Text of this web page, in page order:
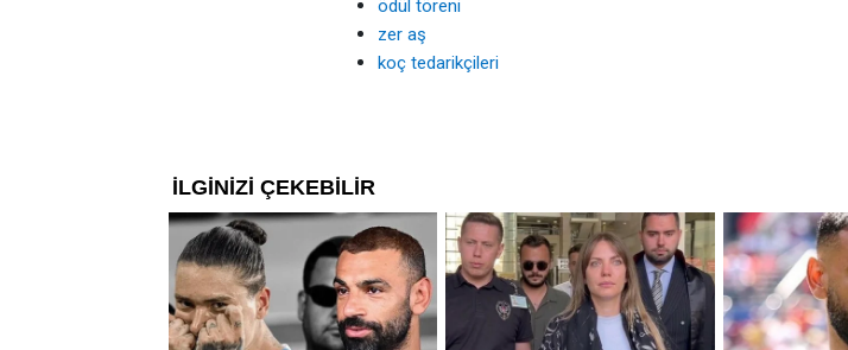
ödül töreni
zer aş
koç tedarikçileri